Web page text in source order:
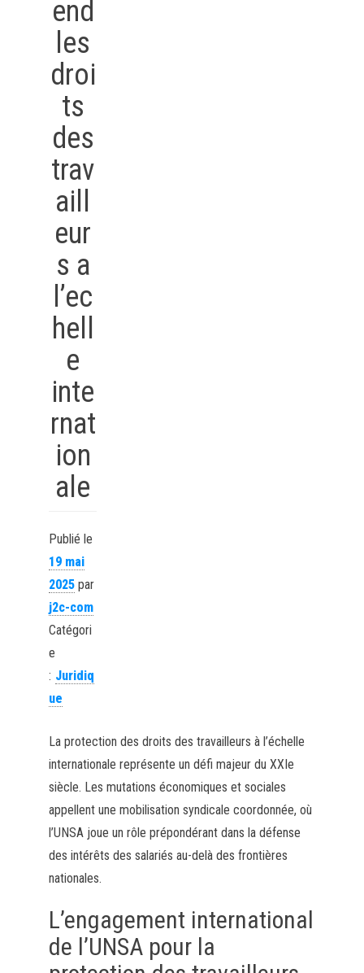
end
les
droi
ts
des
trav
aill
eur
s a
l’ec
hell
e
inte
rnat
ion
ale
Publié le
19 mai
2025par
j2c-com
Catégori
e
: Juridiq
ue
La protection des droits des travailleurs à l’échelle
internationale représente un défi majeur du XXIe
siècle. Les mutations économiques et sociales
appellent une mobilisation syndicale coordonnée, où
l’UNSA joue un rôle prépondérant dans la défense
des intérêts des salariés au-delà des frontières
nationales.
L’engagement international
de l’UNSA pour la